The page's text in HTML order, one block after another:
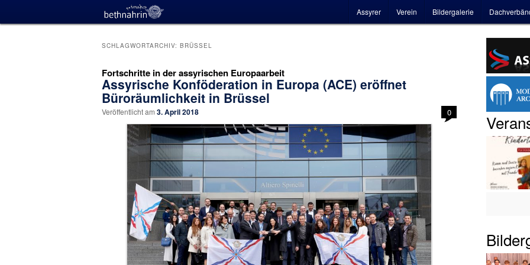
Hauptmenü
Assyrer Verein Bildergalerie
SCHLAGWORTARCHIV: BRÜSSEL
Fortschritte in der assyrischen Europaarbeit
Assyrische Konföderation in Europa (ACE) eröffnet
Büroräumlichkeit in Brüssel
Veröffentlicht am 3. April 2018 0